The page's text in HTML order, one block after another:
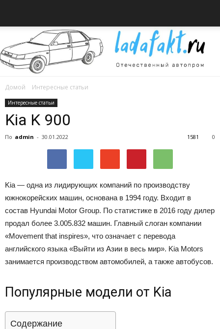
автомобилях
Домой Интересные статьи
Интересные статьи
Kia K 900
По admin - 30.01.2022 0
1581
Kia — одна из лидирующих компаний по производству
южнокорейских машин, основана в 1994 году. Входит в
состав Hyundai Motor Group. По статистике в 2016 году дилер
продал более 3.005.832 машин. Главный слоган компании
«Movement that inspires», что означает с перевода
английского языка «Выйти из Азии в весь мир». Kia Motors
занимается производством автомобилей, а также автобусов.
Популярные модели от Kia
Содержание